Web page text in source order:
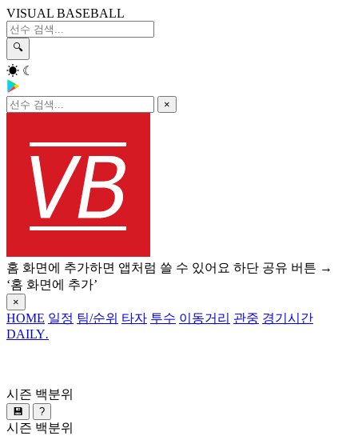
VISUAL BASEBALL
🔍
☀ ☾
×
홈 화면에 추가하면 앱처럼 쓸 수 있어요 하단 공유 버튼 →
‘홈 화면에 추가’
×
HOME 일정 팀/순위 타자 투수 이동거리 관중 경기시간
DAILY.
시즌 백분위
💾 ?
시즌 백분위